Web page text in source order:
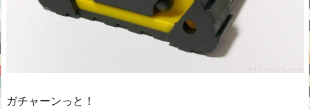
ガチャーンっと！